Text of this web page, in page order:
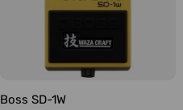
Boss SD-1W